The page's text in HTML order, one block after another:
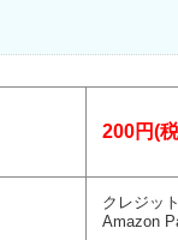
200円(
クレジッ
Amazon